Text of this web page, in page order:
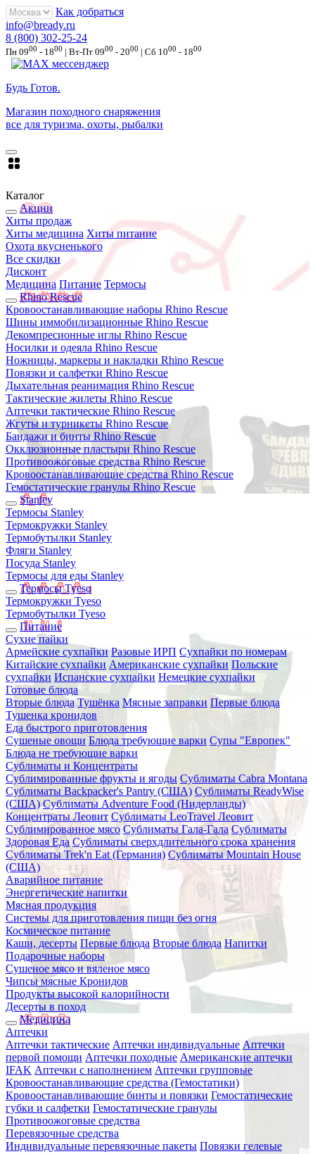
Как добраться
info@bready.ru
8 (800) 302-25-24
Пн 0900 - 1800 | Вт-Пт 0900 - 2000 | Сб 1000 - 1800
Будь Готов.
Магазин походного снаряжения
все для туризма, охоты, рыбалки
Каталог
Акции
Хиты продаж
Хиты медицина Хиты питание
Охота вкусненького
Все скидки
Дисконт
Медицина Питание Термосы
Rhino Rescue
Кровоостанавливающие наборы Rhino Rescue
Шины иммобилизационные Rhino Rescue
Декомпресионные иглы Rhino Rescue
Носилки и одеяла Rhino Rescue
Ножницы, маркеры и накладки Rhino Rescue
Повязки и салфетки Rhino Rescue
Дыхательная реанимация Rhino Rescue
Тактические жилеты Rhino Rescue
Аптечки тактические Rhino Rescue
Жгуты и турникеты Rhino Rescue
Бандажи и бинты Rhino Rescue
Окклюзионные пластыри Rhino Rescue
Противоожоговые средства Rhino Rescue
Кровоостанавливающие средства Rhino Rescue
Гемостатические гранулы Rhino Rescue
Stanley
Термосы Stanley
Термокружки Stanley
Термобутылки Stanley
Фляги Stanley
Посуда Stanley
Термосы для еды Stanley
Термосы Tyeso
Термокружки Tyeso
Термобутылки Tyeso
Питание
Сухие пайки
Армейские сухпайки Разовые ИРП Сухпайки по номерам
Китайские сухпайки Американские сухпайки Польские
сухпайки Испанские сухпайки Немецкие сухпайки
Готовые блюда
Вторые блюда Тушёнка Мясные заправки Первые блюда
Тушенка кронидов
Еда быстрого приготовления
Сушеные овощи Блюда требующие варки Супы "Европек"
Блюда не требующие варки
Сублиматы и Концентраты
Сублимированные фрукты и ягоды Сублиматы Cabra Montana
Сублиматы Backpacker's Pantry (США) Сублиматы ReadyWise
(США) Сублиматы Adventure Food (Нидерланды)
Концентраты Леовит Сублиматы LeoTravel Леовит
Сублимированное мясо Сублиматы Гала-Гала Сублиматы
Здоровая Еда Сублиматы сверхдлительного срока хранения
Сублиматы Trek'n Eat (Германия) Сублиматы Mountain House
(США)
Аварийное питание
Энергетические напитки
Мясная продукция
Системы для приготовления пищи без огня
Космическое питание
Каши, десерты Первые блюда Вторые блюда Напитки
Подарочные наборы
Сушеное мясо и вяленое мясо
Чипсы мясные Кронидов
Продукты высокой калорийности
Десерты в поход
Медицина
Аптечки
Аптечки тактические Аптечки индивидуальные Аптечки
первой помощи Аптечки походные Американские аптечки
IFAK Аптечки с наполнением Аптечки групповые
Кровоостанавливающие средства (Гемостатики)
Кровоостанавливающие бинты и повязки Гемостатические
губки и салфетки Гемостатические гранулы
Противоожоговые средства
Перевязочные средства
Индивидуальные перевязочные пакеты Повязки гелевые